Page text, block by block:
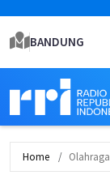
BANDUNG
Home Olahraga